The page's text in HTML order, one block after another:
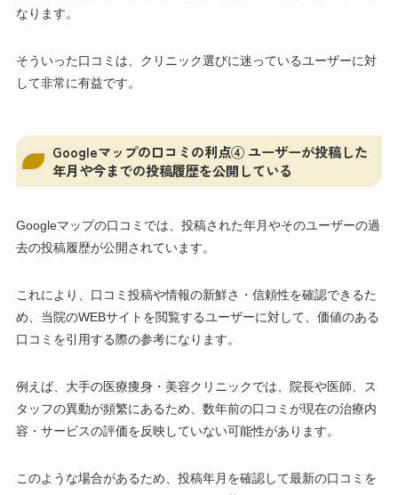
なります。
そういった口コミは、クリニック選びに迷っているユーザーに対
して非常に有益です。
Googleマップの口コミの利点④ ユーザーが投稿した
年月や今までの投稿履歴を公開している
Googleマップの口コミでは、投稿された年月やそのユーザーの過
去の投稿履歴が公開されています。
これにより、口コミ投稿や情報の新鮮さ・信頼性を確認できるた
め、当院のWEBサイトを閲覧するユーザーに対して、価値のある
口コミを引用する際の参考になります。
例えば、大手の医療痩身・美容クリニックでは、院長や医師、ス
タッフの異動が頻繁にあるため、数年前の口コミが現在の治療内
容・サービスの評価を反映していない可能性があります。
このような場合があるため、投稿年月を確認して最新の口コミを